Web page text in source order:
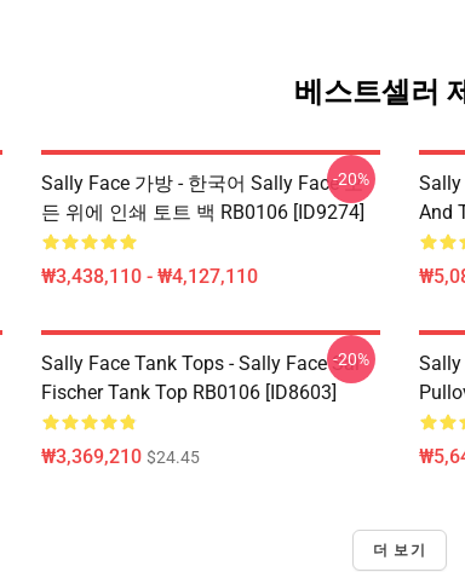
베스트셀러
Sally Face 가방 - 한국어 Sally Face 모
든 위에 인쇄 토트 백 RB0106 [ID9274]
₩3,438,110 - ₩4,127,110
-20%
Sally
And
Sally Face Tank Tops - Sally Face Sal
Fischer Tank Top RB0106 [ID8603]
₩3,369,210 $24.45
-20%
Sally
더 보기